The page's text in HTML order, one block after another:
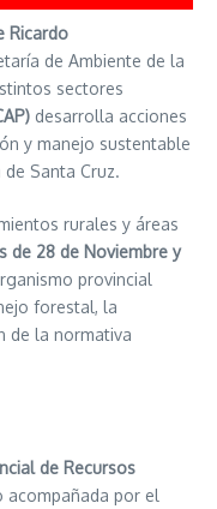
Ricardo
de Ambiente de la
sectores
desarrolla acciones
y manejo sustentable
Santa Cruz.
rurales y áreas
de 28 de Noviembre y
provincial
forestal, la
de la normativa
de Recursos
acompañada por el